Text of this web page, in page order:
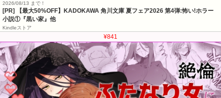
2026/08/13 まで！
[PR] 【最大50%OFF】KADOKAWA 角川文庫 夏フェア2026 第4弾:怖い!ホラー
小説①『黒い家』他
Kindleストア
¥841